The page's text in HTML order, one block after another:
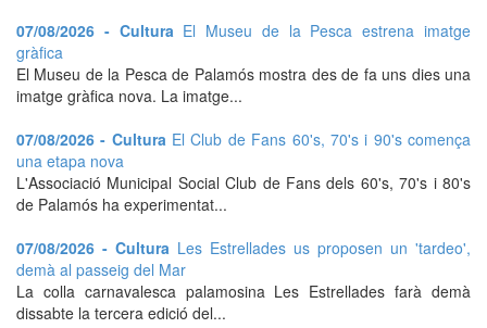
07/08/2026 - Cultura El Museu de la Pesca estrena imatge
gràfica
El Museu de la Pesca de Palamós mostra des de fa uns dies una
imatge gràfica nova. La imatge...
07/08/2026 - Cultura El Club de Fans 60's, 70's i 90's comença
una etapa nova
L'Associació Municipal Social Club de Fans dels 60's, 70's i 80's
de Palamós ha experimentat...
07/08/2026 - Cultura Les Estrellades us proposen un 'tardeo',
demà al passeig del Mar
La colla carnavalesca palamosina Les Estrellades farà demà
dissabte la tercera edició del...